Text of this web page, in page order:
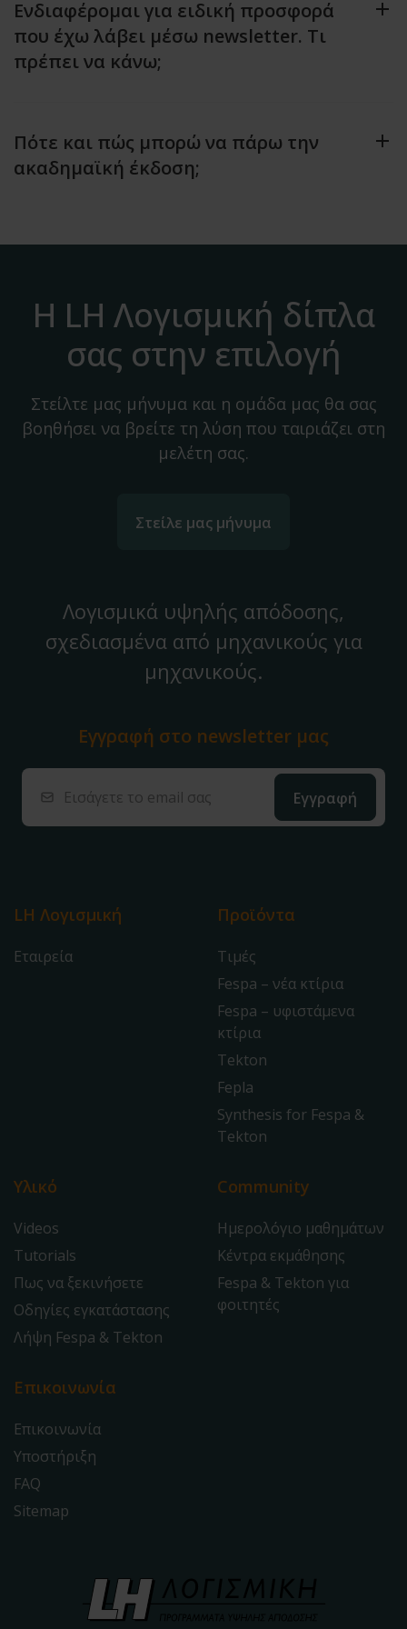
Ενδιαφέρομαι για ειδική προσφορά
που έχω λάβει μέσω newsletter. Τι
πρέπει να κάνω;
Πότε και πώς μπορώ να πάρω την
ακαδημαϊκή έκδοση;
Η LH Λογισμική δίπλα
σας στην επιλογή
Στείλτε μας μήνυμα και η ομάδα μας θα σας
βοηθήσει να βρείτε τη λύση που ταιριάζει στη
μελέτη σας.
Στείλε μας μήνυμα
Λογισμικά υψηλής απόδοσης,
σχεδιασμένα από μηχανικούς για
μηχανικούς.
LH Λογισμική
Εταιρεία
Προϊόντα
Τιμές
Fespa – νέα κτίρια
Fespa – υφιστάμενα
κτίρια
Tekton
Fepla
Synthesis for Fespa &
Tekton
Υλικό
Videos
Tutorials
Πως να ξεκινήσετε
Οδηγίες εγκατάστασης
Λήψη Fespa & Tekton
Community
Ημερολόγιο μαθημάτων
Κέντρα εκμάθησης
Fespa & Tekton για
φοιτητές
Επικοινωνία
Επικοινωνία
Υποστήριξη
FAQ
Sitemap
Εγγραφή στο newsletter μας